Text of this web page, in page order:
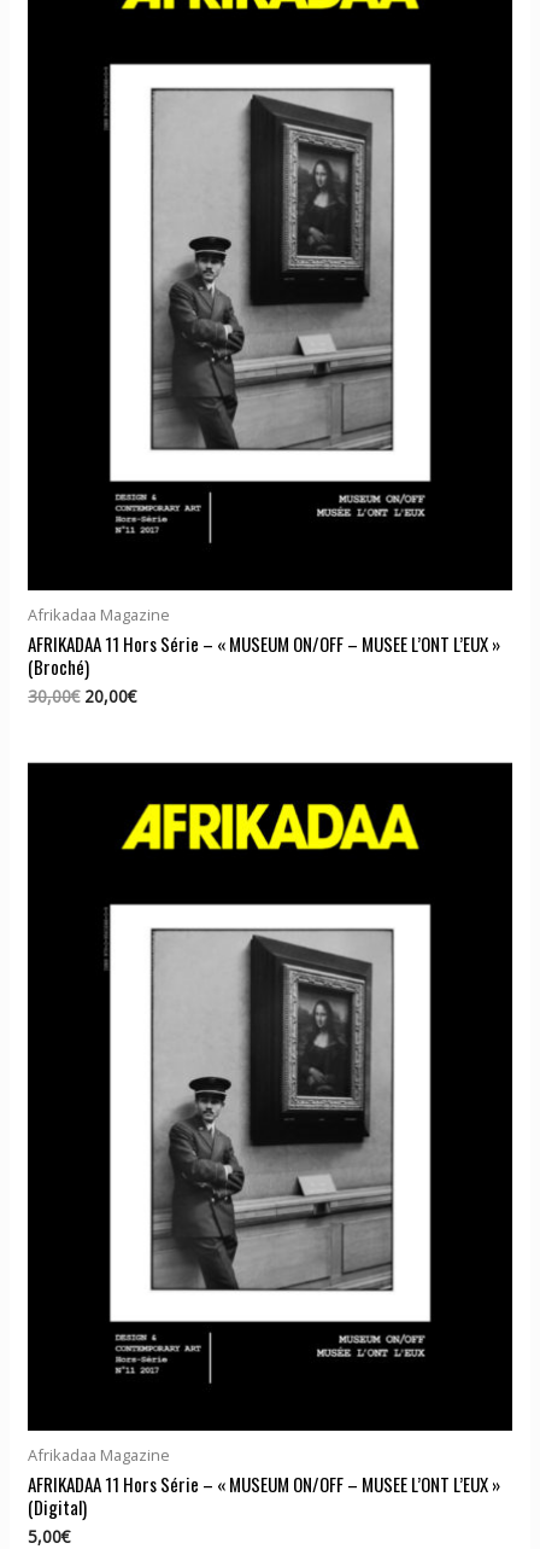
Afrikadaa Magazine
AFRIKADAA 11 Hors Série – « MUSEUM ON/OFF – MUSEE L’ONT L’EUX »
(Broché)
30,00€ Le
était :
20,00€Le
est :
Afrikadaa Magazine
AFRIKADAA 11 Hors Série – « MUSEUM ON/OFF – MUSEE L’ONT L’EUX »
(Digital)
5,00€